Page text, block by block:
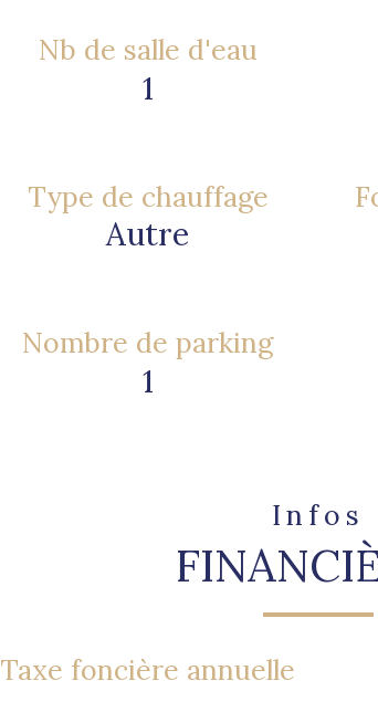
Nb de salle d'eau
1
Type de chauffage
Autre
Nombre de parking
1
Infos
Taxe foncière annuelle